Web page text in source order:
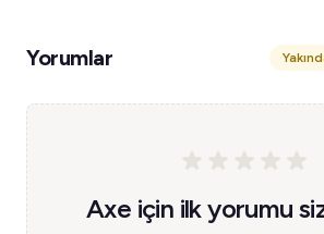
Yorumlar
Axe için ilk yorumu